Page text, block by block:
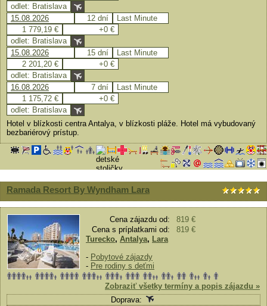
odlet: Bratislava
15.08.2026
12 dní
Last Minute
1 779,19 €
+0 €
odlet: Bratislava
15.08.2026
15 dní
Last Minute
2 201,20 €
+0 €
odlet: Bratislava
16.08.2026
7 dní
Last Minute
1 175,72 €
+0 €
odlet: Bratislava
Hotel v blízkosti centra Antalya, v blízkosti pláže. Hotel má vybudovaný
bezbariérový prístup.
Ramada Resort By Wyndham Lara
Cena zájazdu od:
819 €
Cena s príplatkami od:
819 €
Turecko, Antalya, Lara
- Pobytové zájazdy
- Pre rodiny s deťmi
Zobraziť všetky termíny a popis zájazdu »
Doprava: